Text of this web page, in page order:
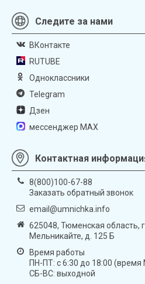
Следите за нами
ВКонтакте
RUTUBE
Одноклассники
Telegram
Дзен
мессенджер MAX
Контактная
8(800)100-67-88
Заказать обратный звонок
email@umnichka.info
625048, Тюменская область,
Мельникайте, д. 125 Б
Время работы
ПН-ПТ: с 6:30 до 18:00 (время
СБ-ВС: выходной